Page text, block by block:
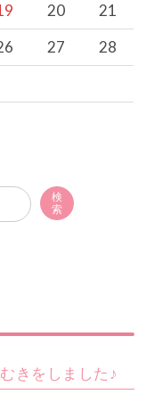
20
21
27
28
検
索
きをしました♪